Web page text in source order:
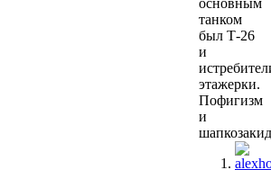
танком
был Т-26
и
этажерки.
Пофигизм
и